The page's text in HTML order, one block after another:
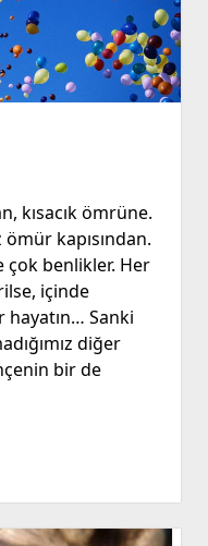
kısacık ömrüne.
ömür kapısından.
çok benlikler. Her
içinde
hayatın… Sanki
diğer
bir de